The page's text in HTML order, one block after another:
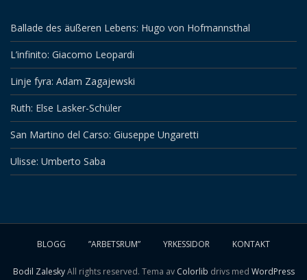
Ballade des äußeren Lebens: Hugo von Hofmannsthal
L’infinito: Giacomo Leopardi
Linje fyra: Adam Zagajewski
Ruth: Else Lasker-Schüler
San Martino del Carso: Giuseppe Ungaretti
Ulisse: Umberto Saba
BLOGG ”ARBETSRUM” YRKESSIDOR KONTAKT
Bodil ZaleskyAll rights reserved. Tema av Colorlib drivs med WordPress